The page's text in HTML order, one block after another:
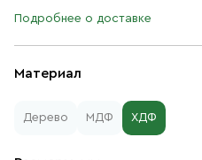
Материал
Дерево МДФ ХДФ
Подробнее о доставке